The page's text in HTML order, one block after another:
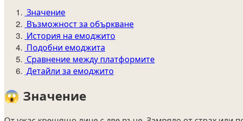
Значение
Възможност за объркване
История на емоджито
Подобни емоджита
Сравнение между платформите
Детайли за емоджито
😱 Значение